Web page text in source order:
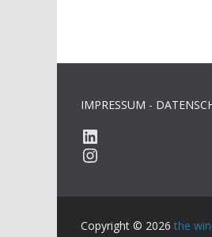
IMPRESSUM -
LinkedIn
Instagram
Copyright © 2026 the